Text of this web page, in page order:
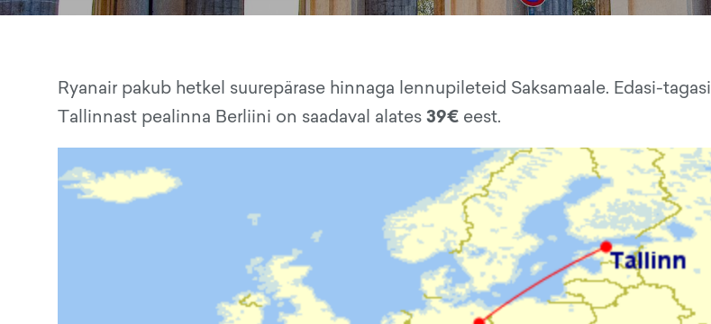
Ryanair pakub hetkel suurepärase hinnaga lennupileteid Saksamaale. Edasi-tagasi
Tallinnast pealinna Berliini on saadaval alates39€ eest.